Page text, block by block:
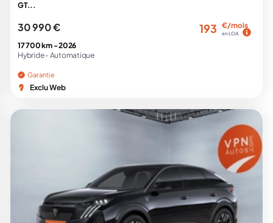
GT...
30 990 € 193 €/mois
en LOA
17 700 km -2026
Hybride - Automatique
Garantie
Exclu Web